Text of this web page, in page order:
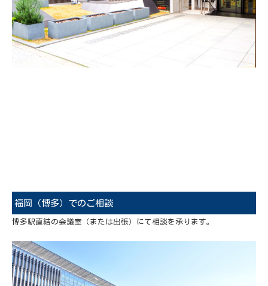
福岡（博多）でのご相談
博多駅直結の会議室（または出張）にて相談を承ります。